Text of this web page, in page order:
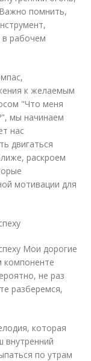
помнить,
рабочем
к желаемым
"Что меня
мы начинаем
нас
двигаться
раскроем
мотивации для
Мои дорогие
компоненте
не раз
разберемся,
которая
внутренний
по утрам